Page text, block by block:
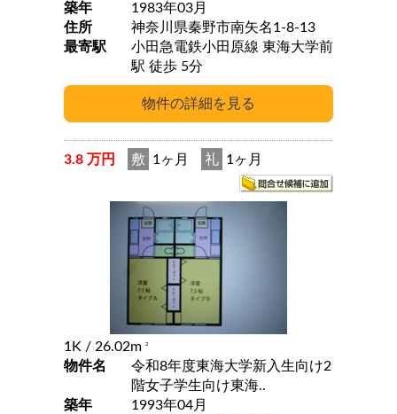
築年
1983年03月
住所
神奈川県秦野市南矢名1-8-13
最寄駅
小田急電鉄小田原線 東海大学前
駅 徒歩 5分
3.8 万円 敷 1ヶ月 礼 1ヶ月
1K / 26.02m 2
物件名
令和8年度東海大学新入生向け2
階女子学生向け東海..
築年
1993年04月